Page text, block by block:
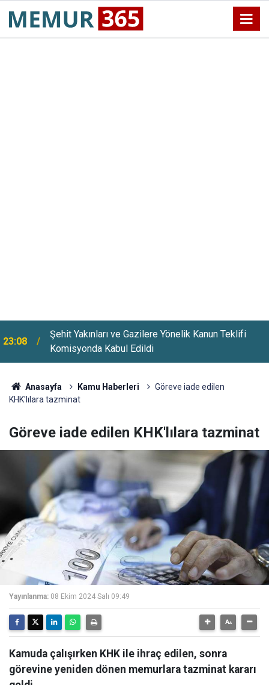
Komisyonda Kabul Edildi
22:26
Üsküdar'da Bazı Yollar 5-7 Ağustos Tarihlerinde
Trafiğe Kapatılacak
Anasayfa Kamu Haberleri
Göreve iade edilen
KHK'lılara tazminat
Göreve iade edilen KHK'lılara tazminat
Yayınlanma: 08 Ekim 2024 Salı 09:49
Kamuda çalışırken KHK ile ihraç edilen, sonra
görevine yeniden dönen memurlara tazminat kararı